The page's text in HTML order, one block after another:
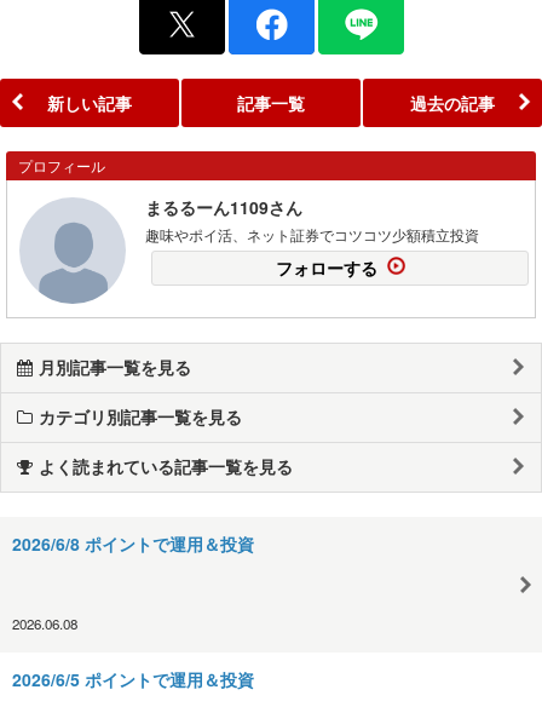
新しい記事 記事一覧 過去の記事
プロフィール
まるるーん1109さん
趣味やポイ活、ネット証券でコツコツ少額積立投資
フォローする
月別記事一覧を見る
カテゴリ別記事一覧を見る
よく読まれている記事一覧を見る
2026/6/8 ポイントで運用＆投資
2026.06.08
2026/6/5 ポイントで運用＆投資